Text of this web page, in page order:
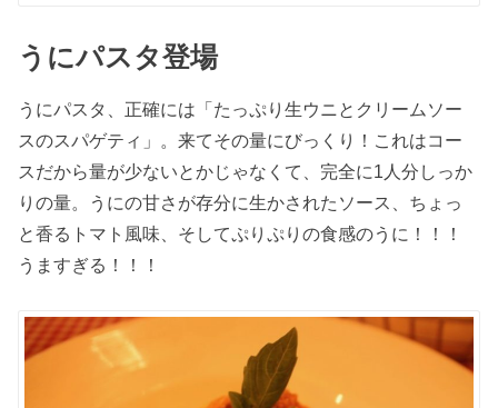
うにパスタ登場
うにパスタ、正確には「たっぷり生ウニとクリームソー
スのスパゲティ」。来てその量にびっくり！これはコー
スだから量が少ないとかじゃなくて、完全に1人分しっか
りの量。うにの甘さが存分に生かされたソース、ちょっ
と香るトマト風味、そしてぷりぷりの食感のうに！！！
うますぎる！！！